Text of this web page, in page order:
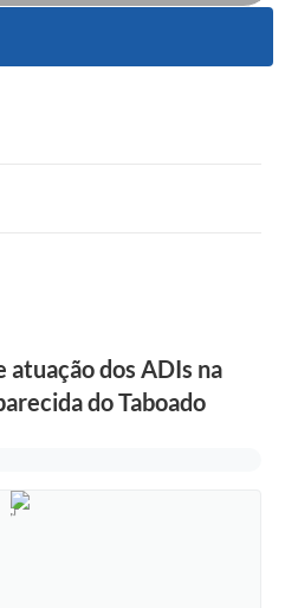
dos ADIs na
do Taboado